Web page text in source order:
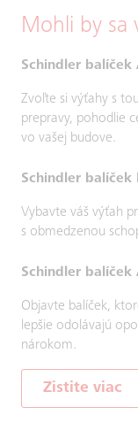
Mohli by sa
Schindler balíček
Zvoľte si výťahy s
prepravy, pohodlie
vo vašej budove.
Schindler balíček
Vybavte váš výťah
s obmedzenou
Schindler balíček
Objavte balíček,
lepšie odolávajú
nárokom.
Zistite viac